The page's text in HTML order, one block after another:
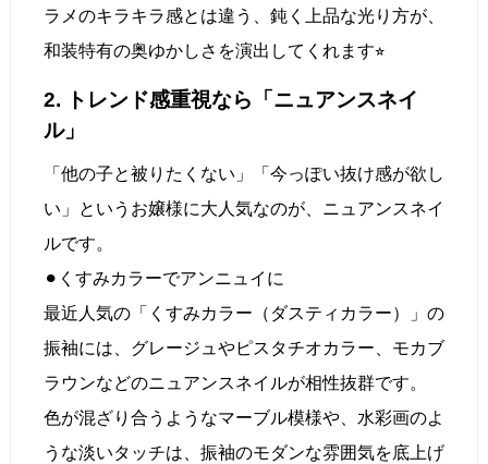
ラメのキラキラ感とは違う、鈍く上品な光り方が、
和装特有の奥ゆかしさを演出してくれます⭐︎
2. トレンド感重視なら「ニュアンスネイ
ル」
「他の子と被りたくない」「今っぽい抜け感が欲し
い」というお嬢様に大人気なのが、ニュアンスネイ
ルです。
⚫︎くすみカラーでアンニュイに
最近人気の「くすみカラー（ダスティカラー）」の
振袖には、グレージュやピスタチオカラー、モカブ
ラウンなどのニュアンスネイルが相性抜群です。
色が混ざり合うようなマーブル模様や、水彩画のよ
うな淡いタッチは、振袖のモダンな雰囲気を底上げ